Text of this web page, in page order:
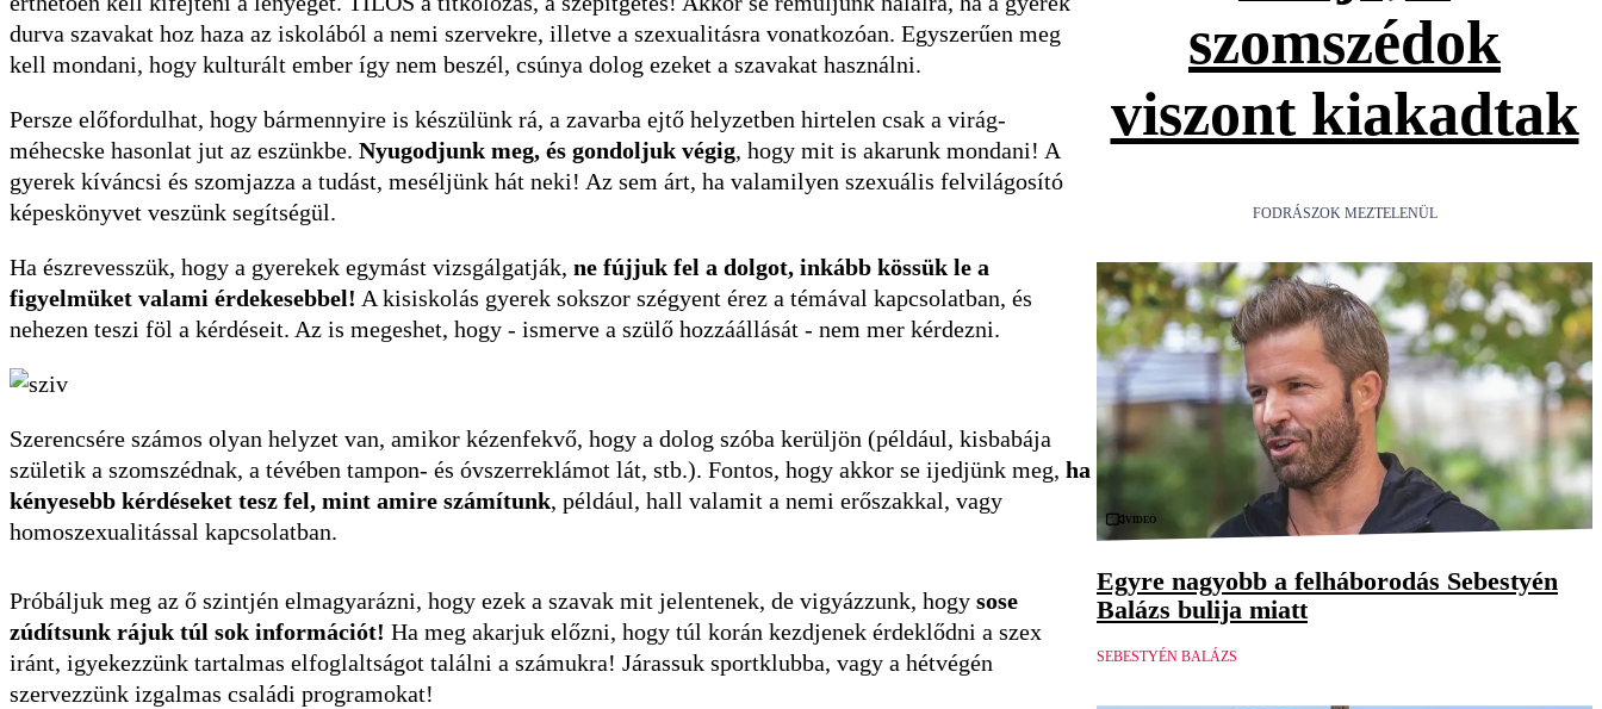
durva szavakat hoz haza az iskolából a nemi szervekre, illetve a szexualitásra vonatkozóan. Egyszerűen meg
kell mondani, hogy kulturált ember így nem beszél, csúnya dolog ezeket a szavakat használni.
Persze előfordulhat, hogy bármennyire is készülünk rá, a zavarba ejtő helyzetben hirtelen csak a virág-
méhecske hasonlat jut az eszünkbe. Nyugodjunk meg, és gondoljuk végig, hogy mit is akarunk mondani! A
gyerek kíváncsi és szomjazza a tudást, meséljünk hát neki! Az sem árt, ha valamilyen szexuális felvilágosító
képeskönyvet veszünk segítségül.
Ha észrevesszük, hogy a gyerekek egymást vizsgálgatják, ne fújjuk fel a dolgot, inkább kössük le a
figyelmüket valami érdekesebbel! A kisiskolás gyerek sokszor szégyent érez a témával kapcsolatban, és
nehezen teszi föl a kérdéseit. Az is megeshet, hogy - ismerve a szülő hozzáállását - nem mer kérdezni.
Szerencsére számos olyan helyzet van, amikor kézenfekvő, hogy a dolog szóba kerüljön (például, kisbabája
születik a szomszédnak, a tévében tampon- és óvszerreklámot lát, stb.). Fontos, hogy akkor se ijedjünk meg, ha
kényesebb kérdéseket tesz fel, mint amire számítunk, például, hall valamit a nemi erőszakkal, vagy
homoszexualitással kapcsolatban.
Próbáljuk meg az ő szintjén elmagyarázni, hogy ezek a szavak mit jelentenek, de vigyázzunk, hogy sose
zúdítsunk rájuk túl sok információt! Ha meg akarjuk előzni, hogy túl korán kezdjenek érdeklődni a szex
iránt, igyekezzünk tartalmas elfoglaltságot találni a számukra! Járassuk sportklubba, vagy a hétvégén
szervezzünk izgalmas családi programokat!
szomszédok
viszont kiakadtak
FODRÁSZOK MEZTELENÜL
Videó
Egyre nagyobb a felháborodás Sebestyén
Balázs bulija miatt
SEBESTYÉN BALÁZS